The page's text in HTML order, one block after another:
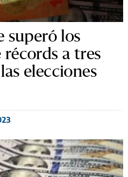
superó los
a tres
elecciones